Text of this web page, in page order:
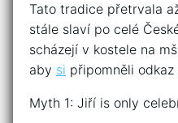
Tato tradice přetrvala
stále slaví po celé
scházejí v kostele na
aby si připomněli
Myth 1: Jiří is only